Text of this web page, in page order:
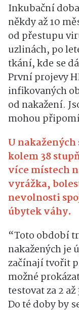
Inkubační
někdy až 10
od přestupu
uzlinách, po
tkání, kde se
První projevy
infikovaných
od nakažení.
mohou
U
kolem 38
více místech
vyrážka,
nevolnosti
úbytek váhy.
“Toto období
nakažených je
začínají tvořit
možné
testovat za 2
Do té doby by